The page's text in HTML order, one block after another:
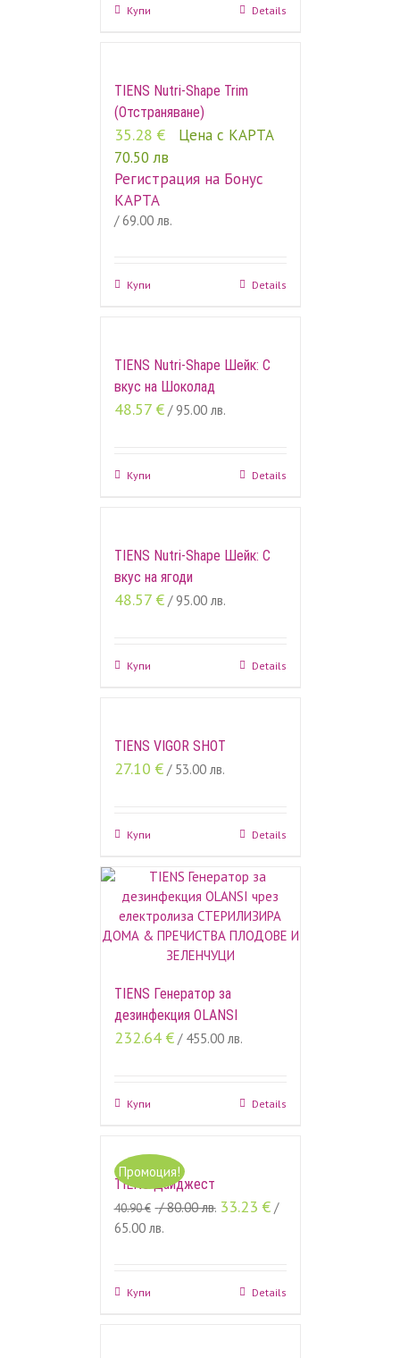
Купи Details
TIENS Nutri-Shape Trim
(Отстраняване)
35.28 €
Цена с КАРТА
70.50 лв
Регистрация на Бонус
КАРТА
/ 69.00 лв.
Купи Details
TIENS Nutri-Shape Шейк: С
вкус на Шоколад
48.57 € / 95.00 лв.
Купи Details
TIENS Nutri-Shape Шейк: С
вкус на ягоди
48.57 € / 95.00 лв.
Купи Details
TIENS VIGOR SHOT
27.10 € / 53.00 лв.
Купи Details
TIENS Генератор за
дезинфекция OLANSI
232.64 € / 455.00 лв.
Купи Details
Промоция!
TIENS Дайджест
40.90€ / 80.00 лв. 33.23 € /
65.00 лв.
Купи Details